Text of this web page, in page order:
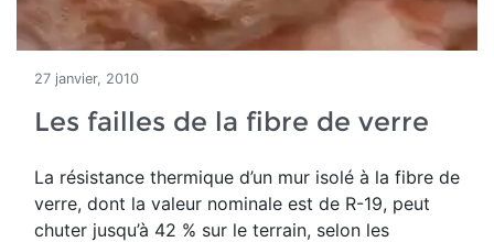
27 janvier, 2010
Les failles de la fibre de verre
La résistance thermique d’un mur isolé à la fibre de
verre, dont la valeur nominale est de R-19, peut
chuter jusqu’à 42 % sur le terrain, selon les